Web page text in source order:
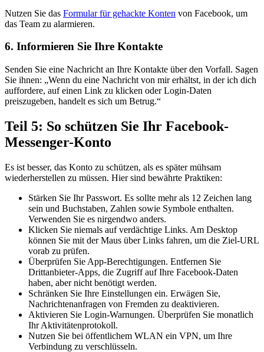
Nutzen Sie das Formular für gehackte Konten von Facebook, um
das Team zu alarmieren.
6. Informieren Sie Ihre Kontakte
Senden Sie eine Nachricht an Ihre Kontakte über den Vorfall. Sagen
Sie ihnen: „Wenn du eine Nachricht von mir erhältst, in der ich dich
auffordere, auf einen Link zu klicken oder Login-Daten
preiszugeben, handelt es sich um Betrug.“
Teil 5: So schützen Sie Ihr Facebook-
Messenger-Konto
Es ist besser, das Konto zu schützen, als es später mühsam
wiederherstellen zu müssen. Hier sind bewährte Praktiken:
Stärken Sie Ihr Passwort. Es sollte mehr als 12 Zeichen lang
sein und Buchstaben, Zahlen sowie Symbole enthalten.
Verwenden Sie es nirgendwo anders.
Klicken Sie niemals auf verdächtige Links. Am Desktop
können Sie mit der Maus über Links fahren, um die Ziel-URL
vorab zu prüfen.
Überprüfen Sie App-Berechtigungen. Entfernen Sie
Drittanbieter-Apps, die Zugriff auf Ihre Facebook-Daten
haben, aber nicht benötigt werden.
Schränken Sie Ihre Einstellungen ein. Erwägen Sie,
Nachrichtenanfragen von Fremden zu deaktivieren.
Aktivieren Sie Login-Warnungen. Überprüfen Sie monatlich
Ihr Aktivitätenprotokoll.
Nutzen Sie bei öffentlichem WLAN ein VPN, um Ihre
Verbindung zu verschlüsseln.